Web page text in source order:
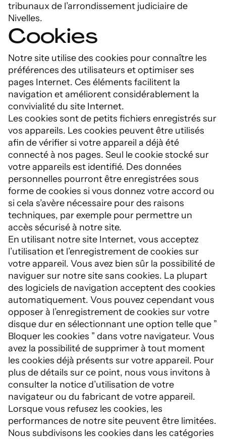
tribunaux de l’arrondissement judiciaire de
Nivelles.
Cookies
Notre site utilise des cookies pour connaître les
préférences des utilisateurs et optimiser ses
pages Internet. Ces éléments facilitent la
navigation et améliorent considérablement la
convivialité du site Internet.
Les cookies sont de petits fichiers enregistrés sur
vos appareils. Les cookies peuvent être utilisés
afin de vérifier si votre appareil a déjà été
connecté à nos pages. Seul le cookie stocké sur
votre appareils est identifié. Des données
personnelles pourront être enregistrées sous
forme de cookies si vous donnez votre accord ou
si cela s’avère nécessaire pour des raisons
techniques, par exemple pour permettre un
accès sécurisé à notre site.
En utilisant notre site Internet, vous acceptez
l’utilisation et l’enregistrement de cookies sur
votre appareil. Vous avez bien sûr la possibilité de
naviguer sur notre site sans cookies. La plupart
des logiciels de navigation acceptent des cookies
automatiquement. Vous pouvez cependant vous
opposer à l’enregistrement de cookies sur votre
disque dur en sélectionnant une option telle que ”
Bloquer les cookies ” dans votre navigateur. Vous
avez la possibilité de supprimer à tout moment
les cookies déjà présents sur votre appareil. Pour
plus de détails sur ce point, nous vous invitons à
consulter la notice d’utilisation de votre
navigateur ou du fabricant de votre appareil.
Lorsque vous refusez les cookies, les
performances de notre site peuvent être limitées.
Nous subdivisons les cookies dans les catégories